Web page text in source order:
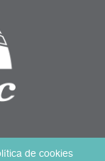
de cookies